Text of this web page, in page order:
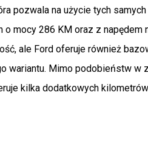
pozwala na użycie tych samych
mocy 286 KM oraz z napędem
ale Ford oferuje również
wariantu. Mimo podobieństw w
kilka dodatkowych